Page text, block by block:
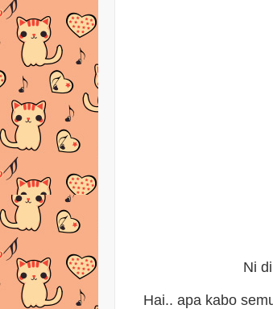
Ni
Hai.. apa kabo